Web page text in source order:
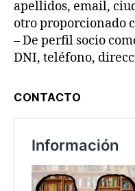
apellidos, email,
otro proporcionado
– De perfil socio
DNI, teléfono,
CONTACTO